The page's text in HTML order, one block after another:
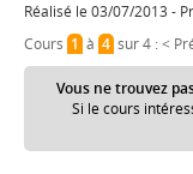
Réalisé le 03/07/2013 -
Cours 1à 4sur 4 :<
Vous ne trouvez
Si le cours